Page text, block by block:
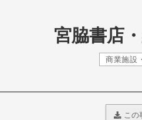
宮脇書店
商業施設
この